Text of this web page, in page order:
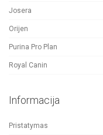
Josera
Orijen
Purina Pro Plan
Royal Canin
Informacija
Pristatymas